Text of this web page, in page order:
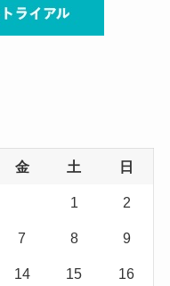
金 土 日
1 2
7 8 9
14 15 16